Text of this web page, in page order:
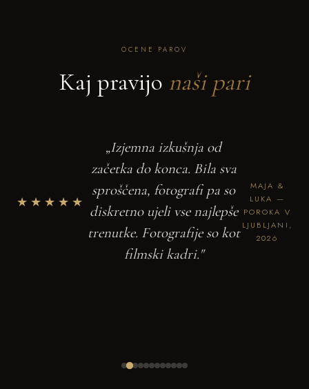
OCENE PAROV
Kaj pravijo naši pari
★★★★★
„Izjemna izkušnja od
začetka do konca. Bila sva
sproščena, fotografi pa so
diskretno ujeli vse najlepše
trenutke. Fotografije so kot
filmski kadri."
MAJA &
LUKA —
POROKA V
LJUBLJANI,
2026